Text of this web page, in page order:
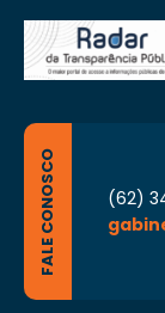
FALE CONOSCO
(62)